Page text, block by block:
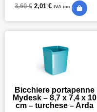
3,60€ 2,01 € IVA inc.
Bicchiere portapenne
Mydesk – 8,7 x 7,4 x 10
cm – turchese – Arda